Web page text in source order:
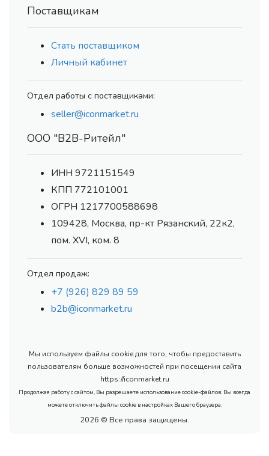
Поставщикам
Стать поставщиком
Личный кабинет
Отдел работы с поставщиками:
seller@iconmarket.ru
ООО "В2В-Ритейл"
ИНН 9721151549
КПП 772101001
ОГРН 1217700588698
109428, Москва, пр-кт Рязанский, 22к2,
пом. XVI, ком. 8
Отдел продаж:
+7 (926) 829 89 59
b2b@iconmarket.ru
Мы используем файлы cookie для того, чтобы предоставить
пользователям больше возможностей при посещении сайта
https://iconmarket.ru
Продолжая работу с сайтом, Вы разрешаете использование cookie-файлов. Вы всегда
можете отключить файлы cookie в настройках Вашего браузера.
2026 © Все права защищены.